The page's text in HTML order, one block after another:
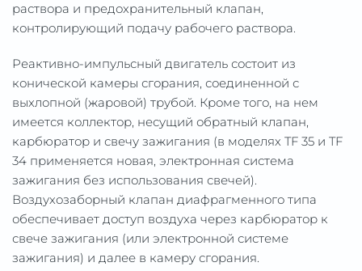
раствора и предохранительный клапан,
контролирующий подачу рабочего раствора.
Реактивно-импульсный двигатель состоит из
конической камеры сгорания, соединенной с
выхлопной (жаровой) трубой. Кроме того, на нем
имеется коллектор, несущий обратный клапан,
карбюратор и свечу зажигания (в моделях TF 35 и TF
34 применяется новая, электронная система
зажигания без использования свечей).
Воздухозаборный клапан диафрагменного типа
обеспечивает доступ воздуха через карбюратор к
свече зажигания (или электронной системе
зажигания) и далее в камеру сгорания.